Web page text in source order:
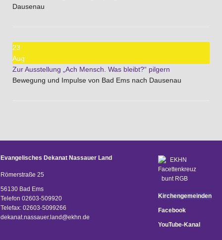
Dausenau
23
Aug
Zur Ausstellung „Ach Mensch. Was bleibt?“ pilgern
Bewegung und Impulse von Bad Ems nach Dausenau
Evangelisches Dekanat Nassauer Land
Römerstraße 25
56130 Bad Ems
Telefon 02603-509920
Telefax: 02603-5099266
dekanat.nassauer.land@ekhn.de
Kirchengemeinden
Facebook
YouTube-Kanal